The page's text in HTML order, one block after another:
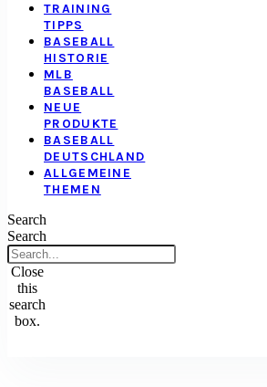
TRAINING
TIPPS
BASEBALL
HISTORIE
MLB
BASEBALL
NEUE
PRODUKTE
BASEBALL
DEUTSCHLAND
ALLGEMEINE
THEMEN
Search
Search
Close
this
search
box.